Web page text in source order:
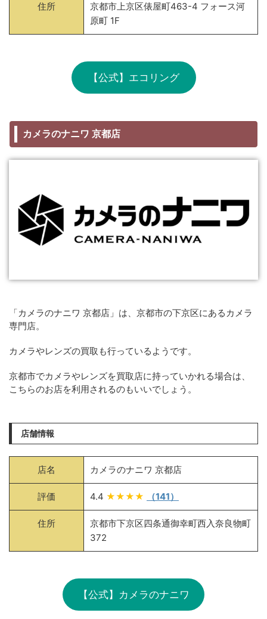
住所
京都市上京区俵屋町463-4 フォース河
原町 1F
【公式】エコリング
カメラのナニワ 京都店
「カメラのナニワ 京都店」は、京都市の下京区にあるカメラ
専門店。
カメラやレンズの買取も行っているようです。
京都市でカメラやレンズを買取店に持っていかれる場合は、
こちらのお店を利用されるのもいいでしょう。
店舗情報
店名 カメラのナニワ 京都店
評価 4.4 ★★★★ （141）
住所
京都市下京区四条通御幸町西入奈良物町
372
【公式】カメラのナニワ